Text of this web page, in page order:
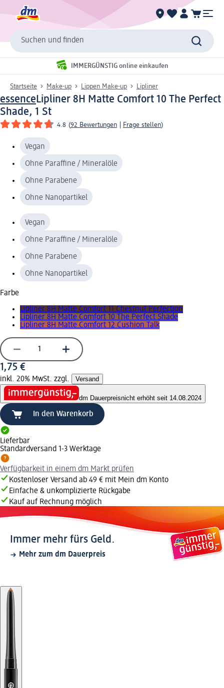
Suchen und finden
IMMERGÜNSTIG online einkaufen
Startseite Make-up Lippen Make-up Lipliner
essenceLipliner 8H Matte Comfort 10 The Perfect
Shade, 1 St
4.8 (92 Bewertungen Frage stellen)
Vegan
Ohne Paraffine / Mineralöle
Ohne Parabene
Ohne Nanopartikel
Vegan
Ohne Paraffine / Mineralöle
Ohne Parabene
Ohne Nanopartikel
Farbe
Lipliner 8H Matte Comfort 11 Chestnut Perfection
Lipliner 8H Matte Comfort 10 The Perfect Shade
Lipliner 8H Matte Comfort 12 Cushion Talk
1,75 €
inkl. 20% MwSt. zzgl. Versand
dm Dauerpreisnicht erhöht seit 14.08.2024
In den Warenkorb
Lieferbar
Standardversand 1-3 Werktage
Verfügbarkeit in einem dm Markt prüfen
Kostenloser Versand ab 49 € mit Mein dm Konto
Einfache & unkomplizierte Rückgabe
Kauf auf Rechnung möglich
Immer mehr fürs Geld.
Mehr zum dm Dauerpreis